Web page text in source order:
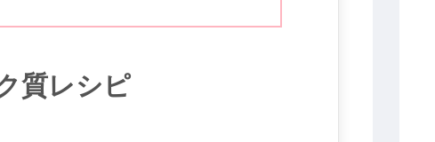
質レシピ